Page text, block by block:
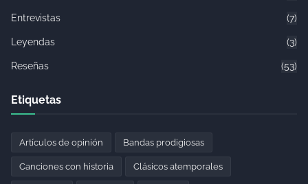
Entrevistas (7)
Leyendas (3)
Reseñas (53)
Etiquetas
Artículos de opinión Bandas prodigiosas
Canciones con historia Clásicos atemporales